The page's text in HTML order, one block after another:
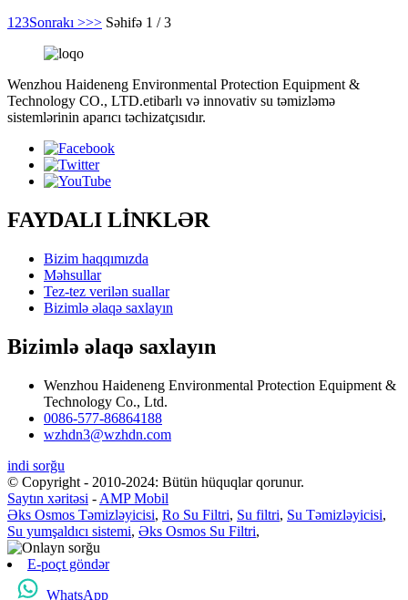
1 23Sonrakı >>> Səhifə 1 / 3
Wenzhou Haideneng Environmental Protection Equipment &
Technology CO., LTD.etibarlı və innovativ su təmizləmə
sistemlərinin aparıcı təchizatçısıdır.
FAYDALI LİNKLƏR
Bizim haqqımızda
Məhsullar
Tez-tez verilən suallar
Bizimlə əlaqə saxlayın
Bizimlə əlaqə saxlayın
Wenzhou Haideneng Environmental Protection Equipment &
Technology Co., Ltd.
0086-577-86864188
wzhdn3@wzhdn.com
indi sorğu
© Copyright - 2010-2024: Bütün hüquqlar qorunur.
Saytın xəritəsi - AMP Mobil
Əks Osmos Təmizləyicisi, Ro Su Filtri, Su filtri, Su Təmizləyicisi,
Su yumşaldıcı sistemi, Əks Osmos Su Filtri,
E-poçt göndər
WhatsApp